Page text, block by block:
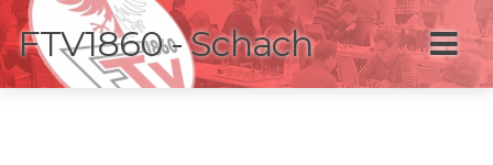
FTV1860 - Schach